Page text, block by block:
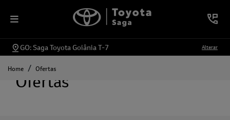
GO: Saga Toyota Goiânia T-7 Alterar
Home Ofertas
Ofertas